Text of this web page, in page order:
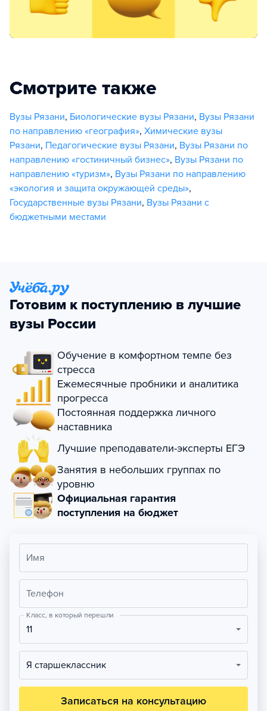
Смотрите также
Вузы Рязани, Биологические вузы Рязани, Вузы Рязани
по направлению «география», Химические вузы
Рязани, Педагогические вузы Рязани, Вузы Рязани по
направлению «гостиничный бизнес», Вузы Рязани по
направлению «туризм», Вузы Рязани по направлению
«экология и защита окружающей среды»,
Государственные вузы Рязани, Вузы Рязани с
бюджетными местами
Готовим к поступлению в лучшие
вузы России
Обучение в комфортном темпе без
стресса
Ежемесячные пробники и аналитика
прогресса
Постоянная поддержка личного
наставника
Лучшие преподаватели-эксперты ЕГЭ
Занятия в небольших группах по
уровню
Официальная гарантия
поступления на бюджет
Имя
Телефон
Класс, в который перешли
11
Я старшеклассник
Записаться на консультацию